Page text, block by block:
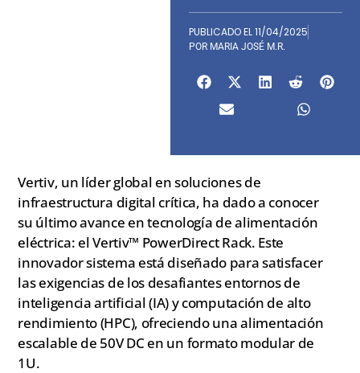
PUBLICADO EL11/04/2025
POR MARIA JOSÉ M.R.
Vertiv, un líder global en soluciones de
infraestructura digital crítica, ha dado a conocer
su último avance en tecnología de alimentación
eléctrica: el Vertiv™ PowerDirect Rack. Este
innovador sistema está diseñado para satisfacer
las exigencias de los desafiantes entornos de
inteligencia artificial (IA) y computación de alto
rendimiento (HPC), ofreciendo una alimentación
escalable de 50V DC en un formato modular de
1U.